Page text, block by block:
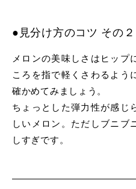
●見分け方のコツ その
メロンの美味しさはヒップ
ころを指で軽くさわるよう
確かめてみましょう。
ちょっとした弾力性が感じ
しいメロン。ただしブニブ
しすぎです。